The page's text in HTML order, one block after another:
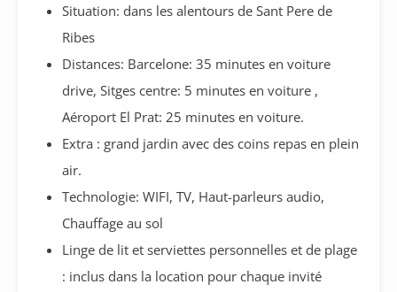
Situation: dans les alentours de Sant Pere de
Ribes
Distances: Barcelone: 35 minutes en voiture
drive, Sitges centre: 5 minutes en voiture ,
Aéroport El Prat: 25 minutes en voiture.
Extra : grand jardin avec des coins repas en plein
air.
Technologie: WIFI, TV, Haut-parleurs audio,
Chauffage au sol
Linge de lit et serviettes personnelles et de plage
: inclus dans la location pour chaque invité